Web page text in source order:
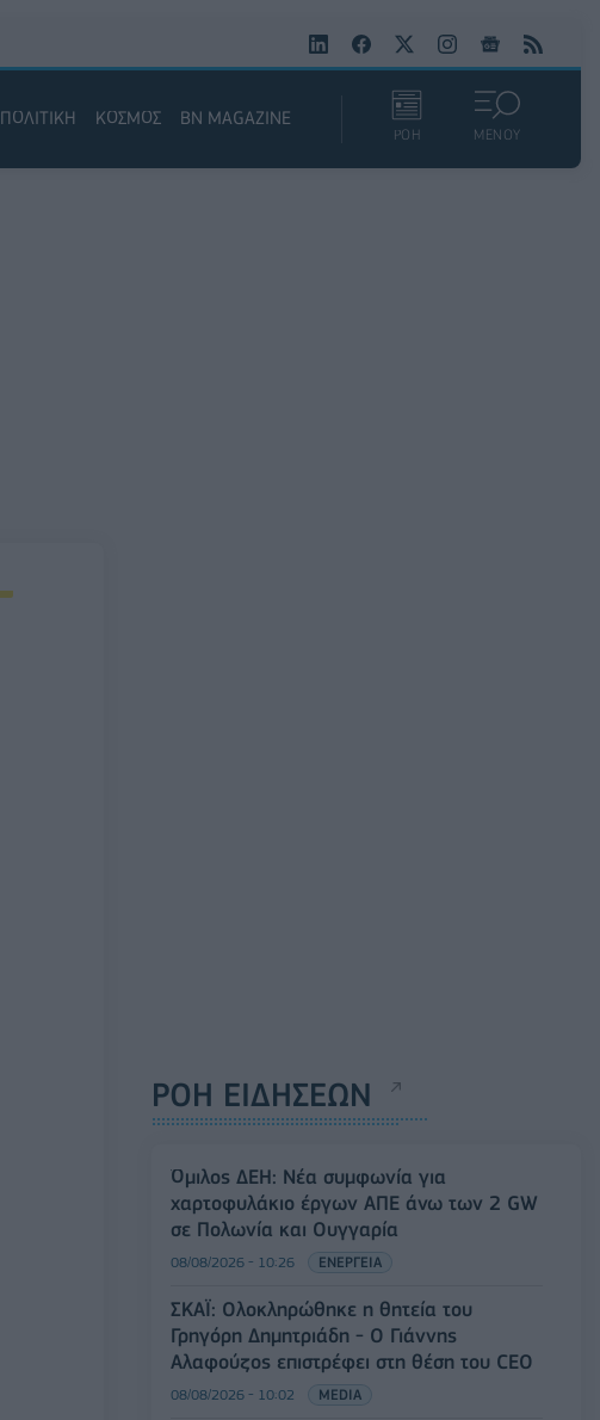
ΠΟΛΙΤΙΚΗ ΚΟΣΜΟΣ BN MAGAZINE
ΡΟΗ ΜΕΝΟΥ
ΡΟΗ ΕΙΔΗΣΕΩΝ
Όμιλος ΔΕΗ: Νέα συμφωνία για
χαρτοφυλάκιο έργων ΑΠΕ άνω των 2 GW
σε Πολωνία και Ουγγαρία
08/08/2026 - 10:26 ΕΝΕΡΓΕΙΑ
ΣΚΑΪ: Ολοκληρώθηκε η θητεία του
Γρηγόρη Δημητριάδη - Ο Γιάννης
Αλαφούζος επιστρέφει στη θέση του CEO
08/08/2026 - 10:02 MEDIA